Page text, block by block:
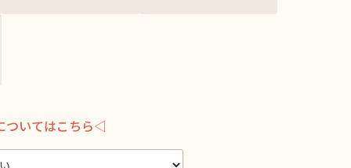
ついてはこちら◁